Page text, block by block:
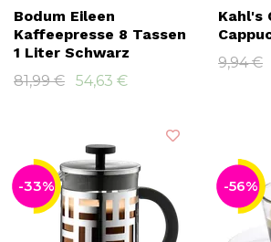
Bodum Eileen
Kaffeepresse 8 Tassen
1 Liter Schwarz
81,99 €
54,63 €
Kahl's
9,94 €
-33% -56%